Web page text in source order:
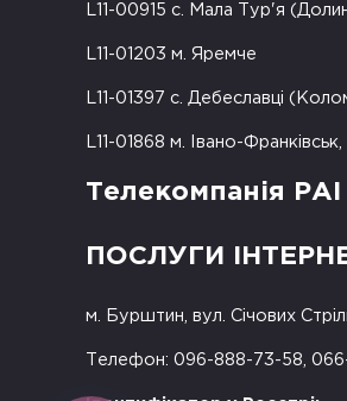
L11-00915 с. Мала Тур'я
L11-01203 м. Яремче
L11-01397 с. Дебеславці
L11-01868 м. Івано-
Телекомпанія РАІ
ПОСЛУГИ
м. Бурштин, вул. Січових
Телефон: 096-888-73-58,